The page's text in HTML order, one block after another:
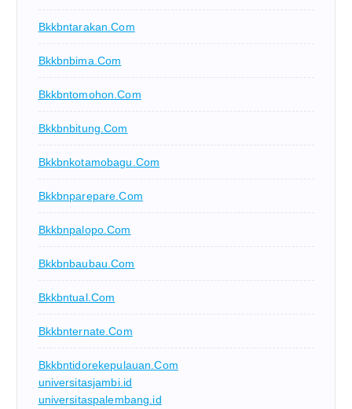
Bkkbntarakan.com
Bkkbnbima.com
Bkkbntomohon.com
Bkkbnbitung.com
Bkkbnkotamobagu.com
Bkkbnparepare.com
Bkkbnpalopo.com
Bkkbnbaubau.com
Bkkbntual.com
Bkkbnternate.com
Bkkbntidorekepulauan.com
universitasjambi.id
universitaspalembang.id